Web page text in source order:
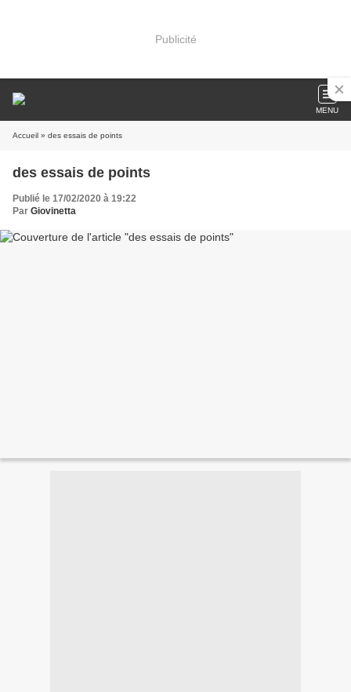
Publicité
MENU
Accueil » des essais de points
des essais de points
Publié le 17/02/2020 à 19:22
Par Giovinetta